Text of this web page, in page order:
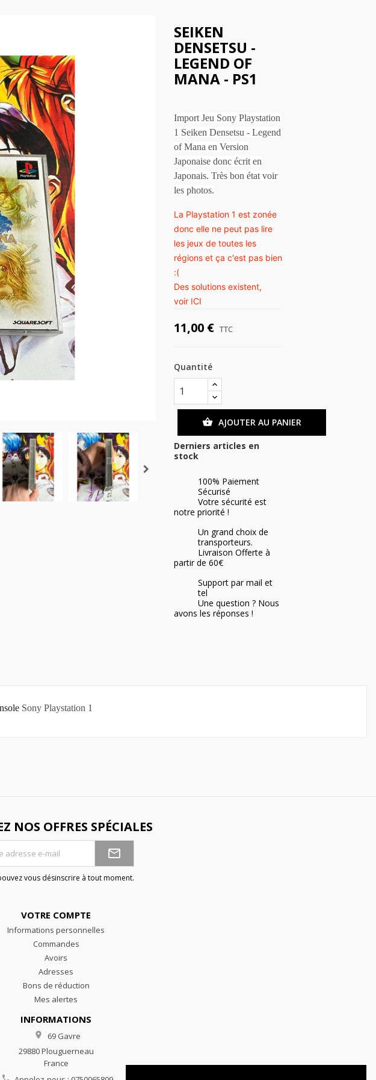
SEIKEN
DENSETSU -
LEGEND OF
MANA - PS1
Import Jeu Sony Playstation
1 Seiken Densetsu - Legend
of Mana en Version
Japonaise donc écrit en
Japonais. Très bon état voir
les photos.
La Playstation 1 est zonée
donc elle ne peut pas lire
les jeux de toutes les
régions et ça c'est pas bien
:(
Des solutions existent,
voir ICI
11,00 € TTC
Quantité
 AJOUTER AU PANIER
Derniers articles en
stock
100% Paiement
Sécurisé
Votre sécurité est
notre priorité !
Un grand choix de
transporteurs.
Livraison Offerte à
partir de 60€
Support par mail et
tel
Une question ? Nous
avons les réponses !
Sony Playstation 1
NOS OFFRES SPÉCIALES
vous désinscrire à tout moment.
VOTRE COMPTE
Informations personnelles
Commandes
Avoirs
Adresses
Bons de réduction
Mes alertes
INFORMATIONS

69 Gavre
29880 Plouguerneau
France